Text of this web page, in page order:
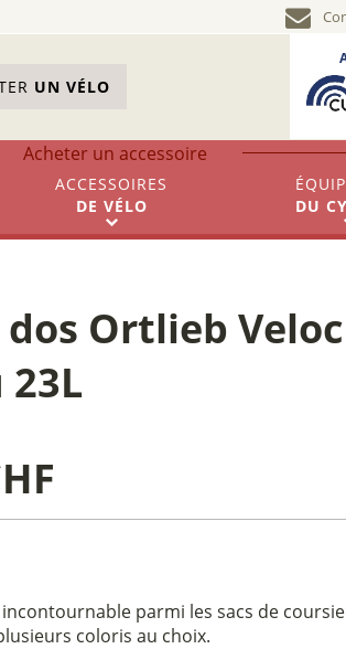
UN VÉLO
Acheter un accessoire
ACCESSOIRES
DE VÉLO
DU
dos Ortlieb
23L
parmi les sacs de
coloris au choix.